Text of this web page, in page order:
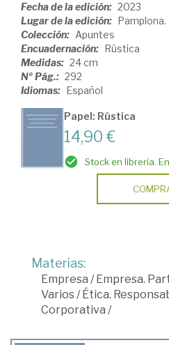
Fecha de la edición: 2023
Lugar de la edición: Pamplona.
Colección: Apuntes
Encuadernación: Rústica
Medidas: 24 cm
Nº Pág.: 292
Idiomas: Español
Papel: Rústica
14,90 €
Stock en librería.
Materias:
Empresa /Empresa.
Varios/Ética.
Corporativa /